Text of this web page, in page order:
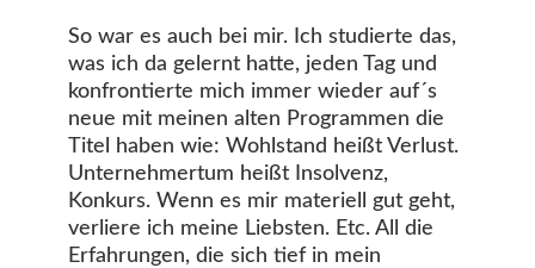
So war es auch bei mir. Ich studierte das,
was ich da gelernt hatte, jeden Tag und
konfrontierte mich immer wieder auf´s
neue mit meinen alten Programmen die
Titel haben wie: Wohlstand heißt Verlust.
Unternehmertum heißt Insolvenz,
Konkurs. Wenn es mir materiell gut geht,
verliere ich meine Liebsten. Etc. All die
Erfahrungen, die sich tief in mein